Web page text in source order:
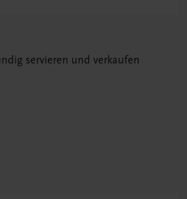
servieren und verkaufen